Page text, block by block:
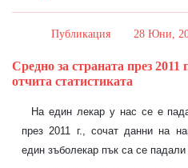
Публикация 28 Юни,
Средно за страната през 2011
отчита статистиката
На един лекар у нас се е
през 2011 г., сочат данни на
един зъболекар пък са се